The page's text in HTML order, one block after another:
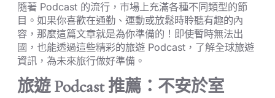
隨著 Podcast 的流行，市場上充滿各種不同類型的節
目。如果你喜歡在通勤、運動或放鬆時聆聽有趣的內
容，那麼這篇文章就是為你準備的！即使暫時無法出
國，也能透過這些精彩的旅遊 Podcast，了解全球旅遊
資訊，為未來旅行做好準備。
旅遊 Podcast 推薦：不安於室